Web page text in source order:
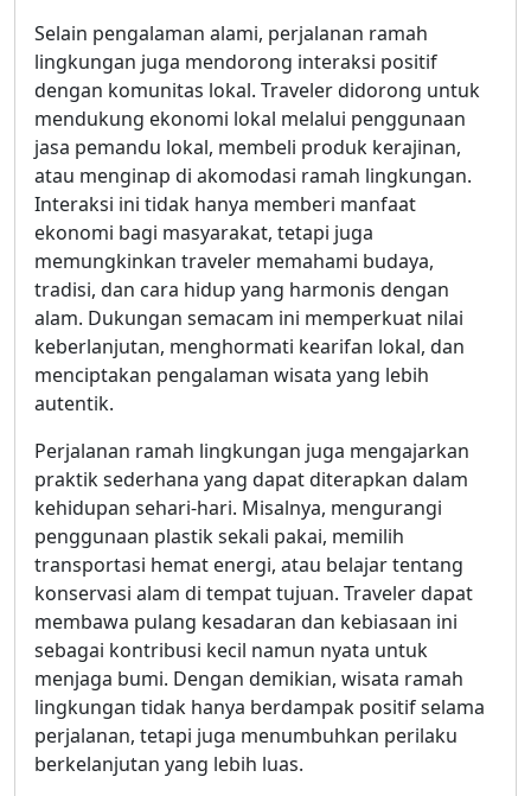
Selain pengalaman alami, perjalanan ramah
lingkungan juga mendorong interaksi positif
dengan komunitas lokal. Traveler didorong untuk
mendukung ekonomi lokal melalui penggunaan
jasa pemandu lokal, membeli produk kerajinan,
atau menginap di akomodasi ramah lingkungan.
Interaksi ini tidak hanya memberi manfaat
ekonomi bagi masyarakat, tetapi juga
memungkinkan traveler memahami budaya,
tradisi, dan cara hidup yang harmonis dengan
alam. Dukungan semacam ini memperkuat nilai
keberlanjutan, menghormati kearifan lokal, dan
menciptakan pengalaman wisata yang lebih
autentik.
Perjalanan ramah lingkungan juga mengajarkan
praktik sederhana yang dapat diterapkan dalam
kehidupan sehari-hari. Misalnya, mengurangi
penggunaan plastik sekali pakai, memilih
transportasi hemat energi, atau belajar tentang
konservasi alam di tempat tujuan. Traveler dapat
membawa pulang kesadaran dan kebiasaan ini
sebagai kontribusi kecil namun nyata untuk
menjaga bumi. Dengan demikian, wisata ramah
lingkungan tidak hanya berdampak positif selama
perjalanan, tetapi juga menumbuhkan perilaku
berkelanjutan yang lebih luas.